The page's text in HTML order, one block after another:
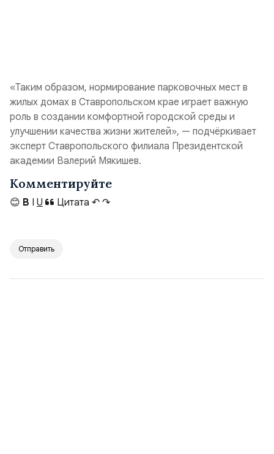
«Таким образом, нормирование парковочных мест в
жилых домах в Ставропольском крае играет важную
роль в создании комфортной городской среды и
улучшении качества жизни жителей», — подчёркивает
эксперт Ставропольского филиала Президентской
академии Валерий Мякишев.
Комментируйте
😊 B I U Цитата ↶ ↷
Отправить